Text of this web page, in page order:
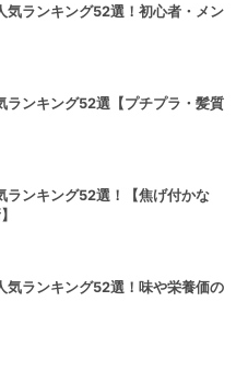
気ランキング52選！初心者・メン
ランキング52選【プチプラ・髪質
ランキング52選！【焦げ付かな
気ランキング52選！味や栄養価の